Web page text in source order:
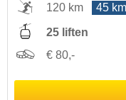
120 km
45 km
25 liften
€ 80,-